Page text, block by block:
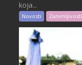
koja...
Novosti Zanimljivosti